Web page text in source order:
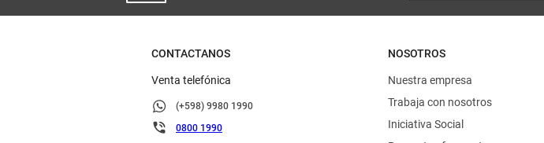
CONTACTANOS
Venta telefónica
(+598) 9980 1990
0800 1990
NOSOTROS
Nuestra empresa
Trabaja con nosotros
Iniciativa Social